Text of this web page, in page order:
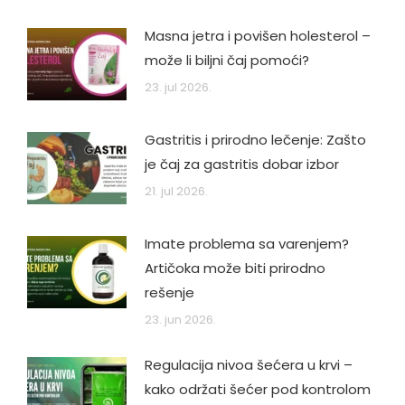
Masna jetra i povišen holesterol –
može li biljni čaj pomoći?
23. jul 2026.
Gastritis i prirodno lečenje: Zašto
je čaj za gastritis dobar izbor
21. jul 2026.
Imate problema sa varenjem?
Artičoka može biti prirodno
rešenje
23. jun 2026.
Regulacija nivoa šećera u krvi –
kako održati šećer pod kontrolom